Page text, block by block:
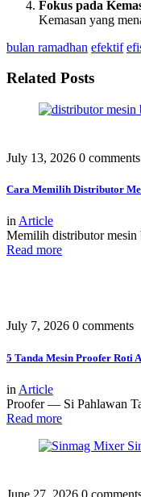
Fokus pada
Kemasan yang
bulan ramadhan efektif
Related Posts
July 13, 2026 0 comments
Cara Memilih Distributor
inArticle
Memilih distributor mesin
Read more
July 7, 2026 0 comments
5 Tanda Mesin Proofer Roti
in Article
Proofer — Si Pahlawan
Read more
June 27, 2026 0